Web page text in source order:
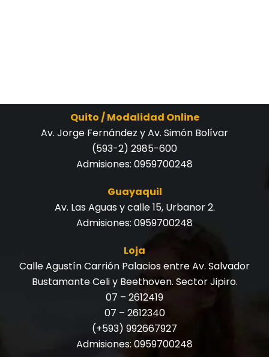
Quito / Modalidad Online
Av. Jorge Fernández y Av. Simón Bolívar
(593-2) 2985-600
Admisiones: 0959700248
Guayaquil
Av. Las Aguas y calle 15, Urbanor 2.
Admisiones: 0959700248
Loja
Calle Agustín Carrión Palacios entre Av. Salvador
Bustamante Celi y Beethoven. Sector Jipiro.
07 – 2612419
07 – 2612340
(+593) 992667927
Admisiones: 0959700248